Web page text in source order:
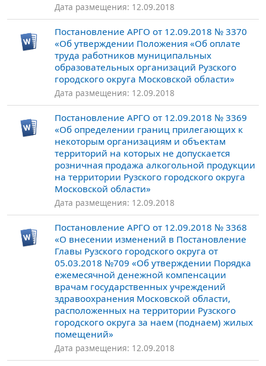
Дата размещения: 12.09.2018
Постановление АРГО от 12.09.2018 № 3370
«Об утверждении Положения «Об оплате
труда работников муниципальных
образовательных организаций Рузского
городского округа Московской области»
Дата размещения: 12.09.2018
Постановление АРГО от 12.09.2018 № 3369
«Об определении границ прилегающих к
некоторым организациям и объектам
территорий на которых не допускается
розничная продажа алкогольной продукции
на территории Рузского городского округа
Московской области»
Дата размещения: 12.09.2018
Постановление АРГО от 12.09.2018 № 3368
«О внесении изменений в Постановление
Главы Рузского городского округа от
05.03.2018 №709 «Об утверждении Порядка
ежемесячной денежной компенсации
врачам государственных учреждений
здравоохранения Московской области,
расположенных на территории Рузского
городского округа за наем (поднаем) жилых
помещений»
Дата размещения: 12.09.2018